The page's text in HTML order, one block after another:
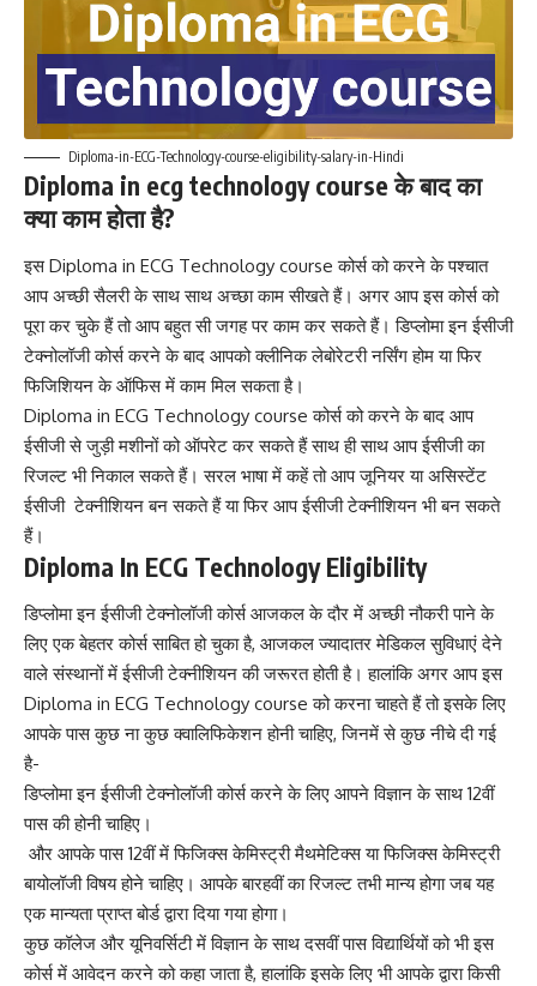
Diploma-in-ECG-Technology-course-eligibility-salary-in-Hindi
Diploma in ecg technology course के बाद का
क्या काम होता है?
इस Diploma in ECG Technology course कोर्स को करने के पश्चात
आप अच्छी सैलरी के साथ साथ अच्छा काम सीखते हैं। अगर आप इस कोर्स को
पूरा कर चुके हैं तो आप बहुत सी जगह पर काम कर सकते हैं। डिप्लोमा इन ईसीजी
टेक्नोलॉजी कोर्स करने के बाद आपको क्लीनिक लेबोरेटरी नर्सिंग होम या फिर
फिजिशियन के ऑफिस में काम मिल सकता है।
Diploma in ECG Technology course कोर्स को करने के बाद आप
ईसीजी से जुड़ी मशीनों को ऑपरेट कर सकते हैं साथ ही साथ आप ईसीजी का
रिजल्ट भी निकाल सकते हैं। सरल भाषा में कहें तो आप जूनियर या असिस्टेंट
ईसीजी टेक्नीशियन बन सकते हैं या फिर आप ईसीजी टेक्नीशियन भी बन सकते
हैं।
Diploma In ECG Technology Eligibility
डिप्लोमा इन ईसीजी टेक्नोलॉजी कोर्स आजकल के दौर में अच्छी नौकरी पाने के
लिए एक बेहतर कोर्स साबित हो चुका है, आजकल ज्यादातर मेडिकल सुविधाएं देने
वाले संस्थानों में ईसीजी टेक्नीशियन की जरूरत होती है। हालांकि अगर आप इस
Diploma in ECG Technology course को करना चाहते हैं तो इसके लिए
आपके पास कुछ ना कुछ क्वालिफिकेशन होनी चाहिए, जिनमें से कुछ नीचे दी गई
है-
डिप्लोमा इन ईसीजी टेक्नोलॉजी कोर्स करने के लिए आपने विज्ञान के साथ 12वीं
पास की होनी चाहिए।
और आपके पास 12वीं में फिजिक्स केमिस्ट्री मैथमेटिक्स या फिजिक्स केमिस्ट्री
बायोलॉजी विषय होने चाहिए। आपके बारहवीं का रिजल्ट तभी मान्य होगा जब यह
एक मान्यता प्राप्त बोर्ड द्वारा दिया गया होगा।
कुछ कॉलेज और यूनिवर्सिटी में विज्ञान के साथ दसवीं पास विद्यार्थियों को भी इस
कोर्स में आवेदन करने को कहा जाता है, हालांकि इसके लिए भी आपके द्वारा किसी